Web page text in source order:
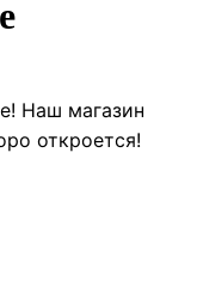
Наш магазин
откроется!